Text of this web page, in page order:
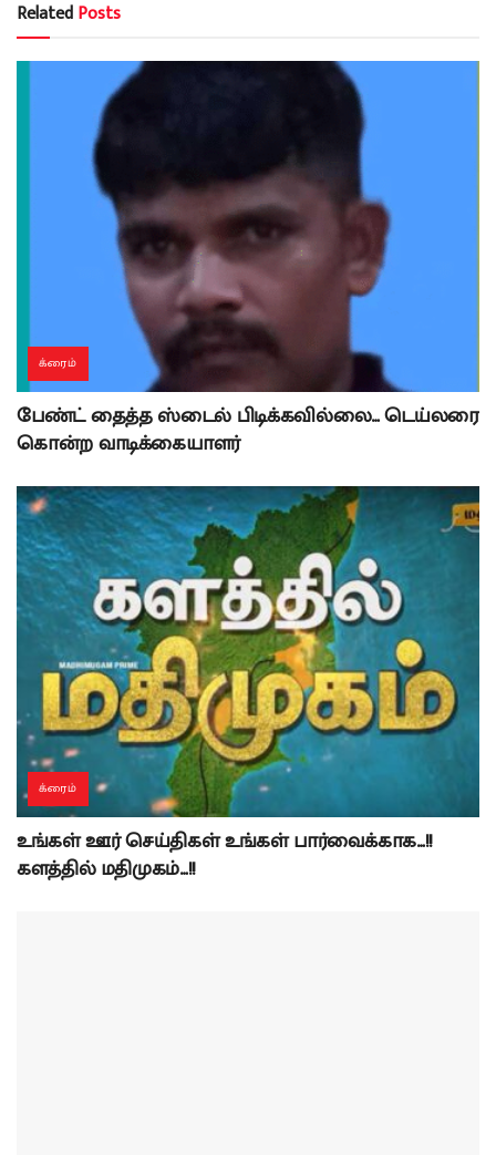
RelatedPosts
க்ரைம்
பேண்ட் தைத்த ஸ்டைல் பிடிக்கவில்லை… டெய்லரை
கொன்ற வாடிக்கையாளர்
க்ரைம்
உங்கள் ஊர் செய்திகள் உங்கள் பார்வைக்காக…!!
களத்தில் மதிமுகம்…!!